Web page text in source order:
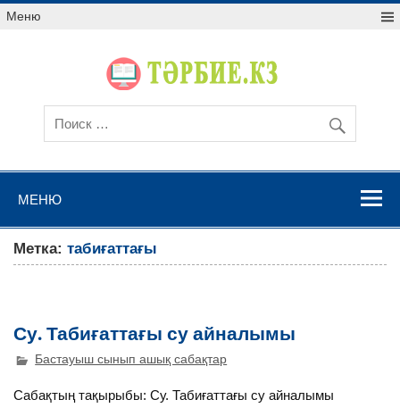
Меню
МЕНЮ
Метка:табиғаттағы
Су. Табиғаттағы су айналымы
Бастауыш сынып ашық сабақтар
Сабақтың тақырыбы: Су. Табиғаттағы су айналымы